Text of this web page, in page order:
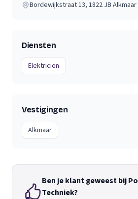
Bordewijkstraat 13, 1822 JB Alkmaar
Diensten
Elektricien
Vestigingen
Alkmaar
Ben je klant geweest bij
Techniek?